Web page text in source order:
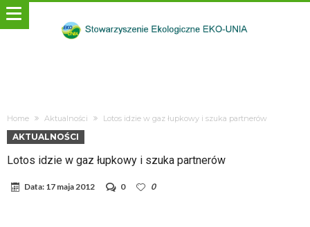
Home Aktualności Lotos idzie w gaz łupkowy i szuka partnerów
AKTUALNOŚCI
Lotos idzie w gaz łupkowy i szuka partnerów
Data: 17 maja 2012 0 0